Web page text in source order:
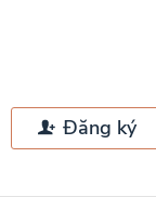
Đăng ký